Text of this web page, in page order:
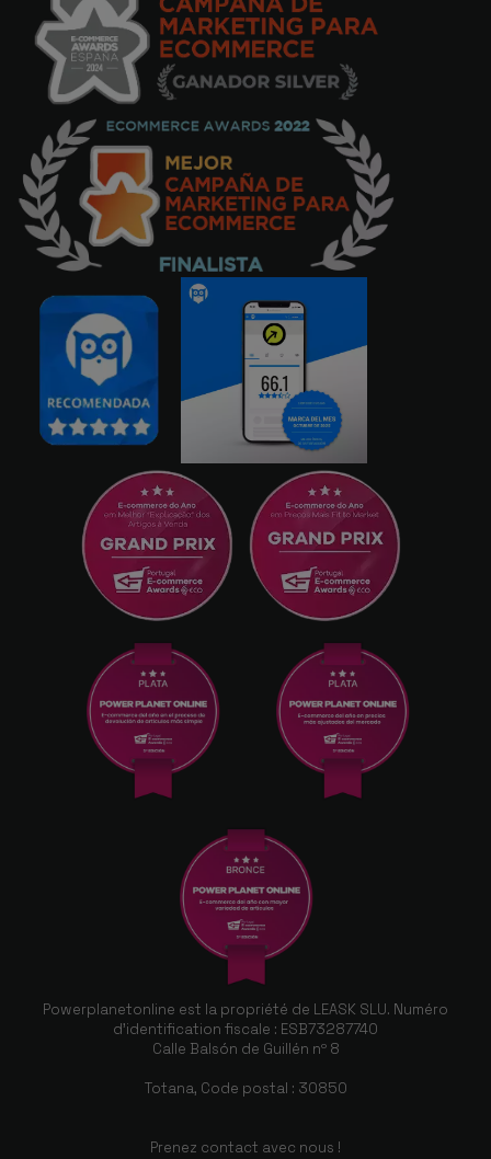
Powerplanetonline est la propriété de LEASK SLU. Numéro
d'identification fiscale : ESB73287740
Calle Balsón de Guillén nº 8
Totana, Code postal : 30850
Prenez contact avec nous !